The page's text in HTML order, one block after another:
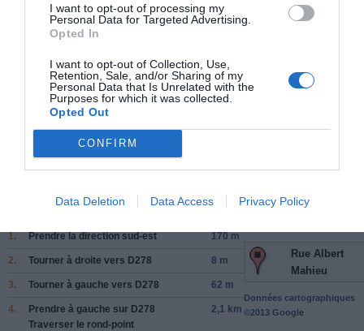
I want to opt-out of processing my
Personal Data for Targeted Advertising.
Opted In
I want to opt-out of Collection, Use,
Retention, Sale, and/or Sharing of my
Personal Data that Is Unrelated with the
Purposes for which it was collected.
Opted Out
CONFIRM
Data Deletion Data Access Privacy Policy
à 1.16 km du point 15
à 0.54 km du point 16
Facebook Partager cette voie
Itinéraire
1. Prendre la directionsud-est 170 m
2. Tourner à droite vers D278 8 m
3. Tourner à gauche vers D278 62 m
4. Prendre à gauche sur D278
Traverser le rond-point
2,1 km
Rue Albert
Mahieu
Données cartographiques
©2013 Google